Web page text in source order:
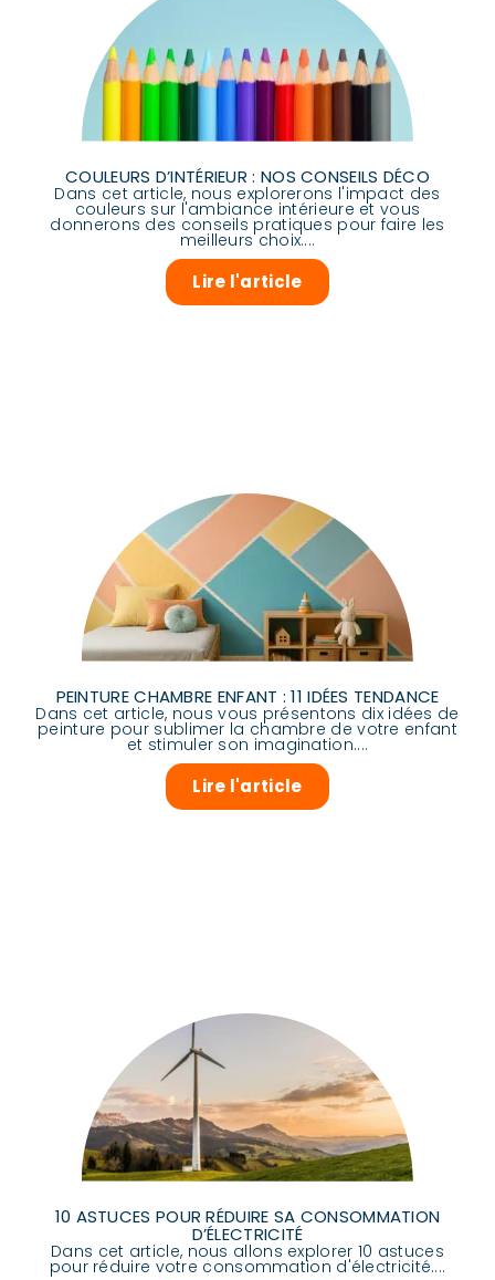
COULEURS D’INTÉRIEUR : NOS CONSEILS DÉCO
Dans cet article, nous explorerons l'impact des
couleurs sur l'ambiance intérieure et vous
donnerons des conseils pratiques pour faire les
meilleurs choix....
Lire l'article
PEINTURE CHAMBRE ENFANT : 11 IDÉES TENDANCE
Dans cet article, nous vous présentons dix idées de
peinture pour sublimer la chambre de votre enfant
et stimuler son imagination....
Lire l'article
10 ASTUCES POUR RÉDUIRE SA CONSOMMATION
D’ÉLECTRICITÉ
Dans cet article, nous allons explorer 10 astuces
pour réduire votre consommation d'électricité....